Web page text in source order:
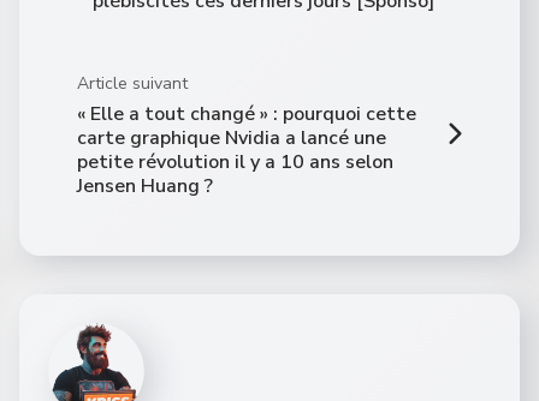
Article suivant
« Elle a tout changé » : pourquoi cette
carte graphique Nvidia a lancé une
petite révolution il y a 10 ans selon
Jensen Huang ?